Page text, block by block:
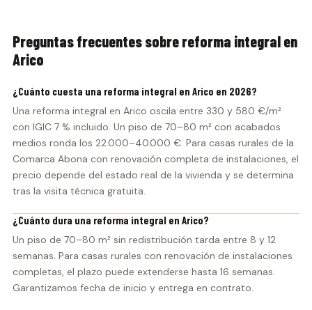
Preguntas frecuentes sobre reforma integral en
Arico
¿Cuánto cuesta una reforma integral en Arico en 2026?
Una reforma integral en Arico oscila entre 330 y 580 €/m²
con IGIC 7 % incluido. Un piso de 70–80 m² con acabados
medios ronda los 22.000–40.000 €. Para casas rurales de la
Comarca Abona con renovación completa de instalaciones, el
precio depende del estado real de la vivienda y se determina
tras la visita técnica gratuita.
¿Cuánto dura una reforma integral en Arico?
Un piso de 70–80 m² sin redistribución tarda entre 8 y 12
semanas. Para casas rurales con renovación de instalaciones
completas, el plazo puede extenderse hasta 16 semanas.
Garantizamos fecha de inicio y entrega en contrato.